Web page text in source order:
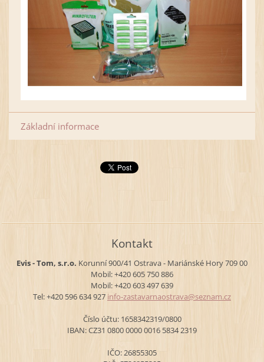
Základní informace
Kontakt
Evis - Tom, s.r.o. Korunní 900/41 Ostrava - Mariánské Hory709 00
Mobil: +420 605 750 886
Mobil: +420 603 497 639
Tel: +420 596 634 927 info-zastavarnaostrava@seznam.cz
Číslo účtu: 1658342319/0800
IBAN: CZ31 0800 0000 0016 5834 2319
IČO: 26855305